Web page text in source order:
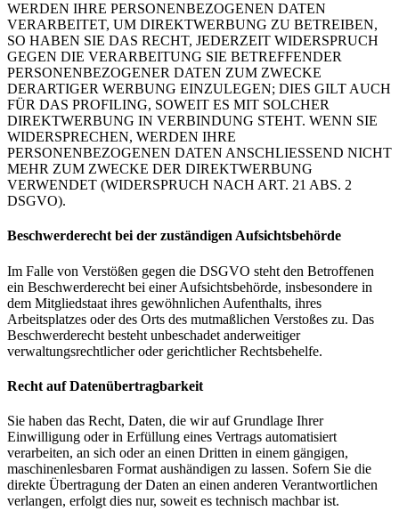
WERDEN IHRE PERSONENBEZOGENEN DATEN
VERARBEITET, UM DIREKTWERBUNG ZU BETREIBEN,
SO HABEN SIE DAS RECHT, JEDERZEIT WIDERSPRUCH
GEGEN DIE VERARBEITUNG SIE BETREFFENDER
PERSONENBEZOGENER DATEN ZUM ZWECKE
DERARTIGER WERBUNG EINZULEGEN; DIES GILT AUCH
FÜR DAS PROFILING, SOWEIT ES MIT SOLCHER
DIREKTWERBUNG IN VERBINDUNG STEHT. WENN SIE
WIDERSPRECHEN, WERDEN IHRE
PERSONENBEZOGENEN DATEN ANSCHLIESSEND NICHT
MEHR ZUM ZWECKE DER DIREKTWERBUNG
VERWENDET (WIDERSPRUCH NACH ART. 21 ABS. 2
DSGVO).
Beschwerderecht bei der zuständigen Aufsichtsbehörde
Im Falle von Verstößen gegen die DSGVO steht den Betroffenen
ein Beschwerderecht bei einer Aufsichtsbehörde, insbesondere in
dem Mitgliedstaat ihres gewöhnlichen Aufenthalts, ihres
Arbeitsplatzes oder des Orts des mutmaßlichen Verstoßes zu. Das
Beschwerderecht besteht unbeschadet anderweitiger
verwaltungsrechtlicher oder gerichtlicher Rechtsbehelfe.
Recht auf Datenübertragbarkeit
Sie haben das Recht, Daten, die wir auf Grundlage Ihrer
Einwilligung oder in Erfüllung eines Vertrags automatisiert
verarbeiten, an sich oder an einen Dritten in einem gängigen,
maschinenlesbaren Format aushändigen zu lassen. Sofern Sie die
direkte Übertragung der Daten an einen anderen Verantwortlichen
verlangen, erfolgt dies nur, soweit es technisch machbar ist.